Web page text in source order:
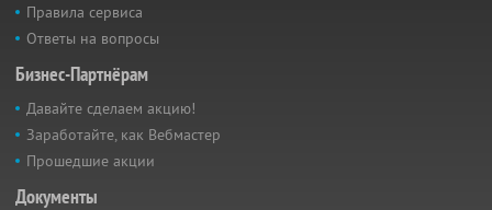
Правила сервиса
Ответы на вопросы
Бизнес-Партнёрам
Давайте сделаем акцию!
Заработайте, как Вебмастер
Прошедшие акции
Документы